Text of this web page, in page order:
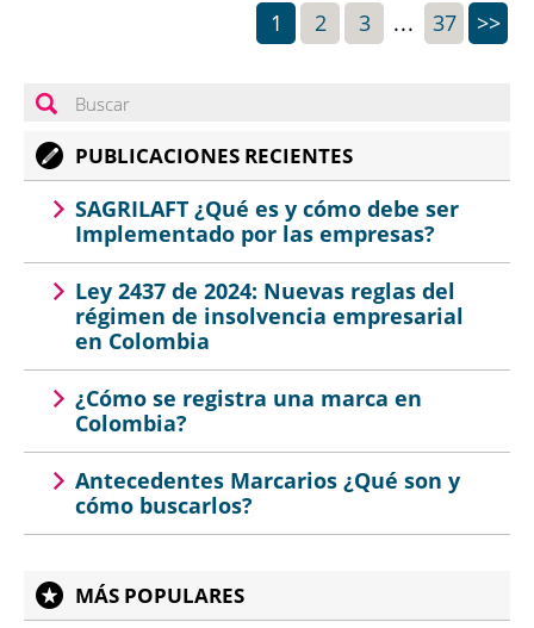
1 2 3 ... 37 >>
PUBLICACIONES RECIENTES
SAGRILAFT ¿Qué es y cómo debe ser
Implementado por las empresas?
Ley 2437 de 2024: Nuevas reglas del
régimen de insolvencia empresarial
en Colombia
¿Cómo se registra una marca en
Colombia?
Antecedentes Marcarios ¿Qué son y
cómo buscarlos?
MÁS POPULARES